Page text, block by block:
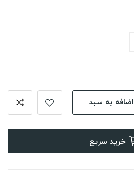
اضافه به سبد
خرید سریع